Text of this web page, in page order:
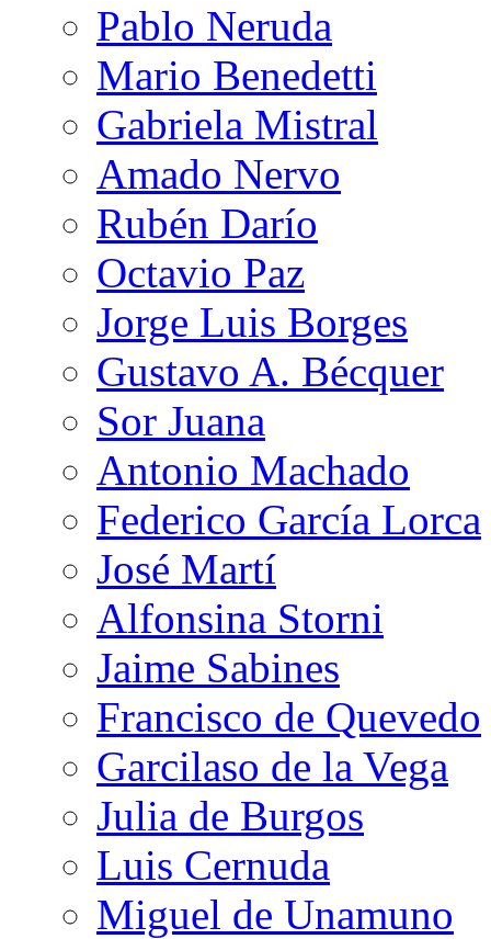
Pablo Neruda
Mario Benedetti
Gabriela Mistral
Amado Nervo
Rubén Darío
Octavio Paz
Jorge Luis Borges
Gustavo A. Bécquer
Sor Juana
Antonio Machado
Federico García Lorca
José Martí
Alfonsina Storni
Jaime Sabines
Francisco de Quevedo
Garcilaso de la Vega
Julia de Burgos
Luis Cernuda
Miguel de Unamuno